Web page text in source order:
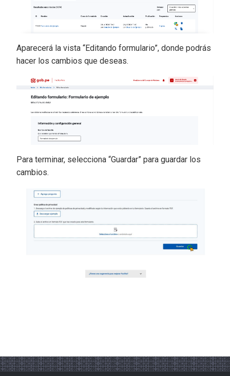
Aparecerá la vista “Editando formulario”, donde podrás
hacer los cambios que deseas.
Para terminar, selecciona “Guardar” para guardar los
cambios.